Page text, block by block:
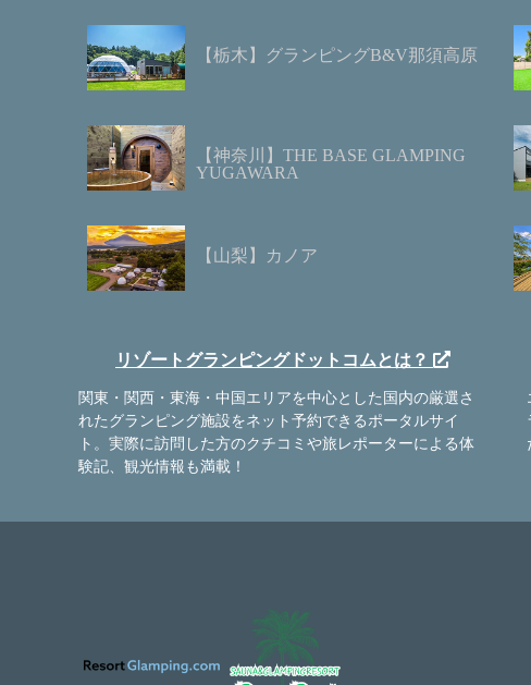
【栃木】グランピングB&V那須高原
【神奈川】THE BASE GLAMPING
YUGAWARA
【山梨】カノア
リゾートグランピングドットコムとは？
関東・関西・東海・中国エリアを中心とした国内の厳選さ
れたグランピング施設をネット予約できるポータルサイ
ト。実際に訪問した方のクチコミや旅レポーターによる体
験記、観光情報も満載！